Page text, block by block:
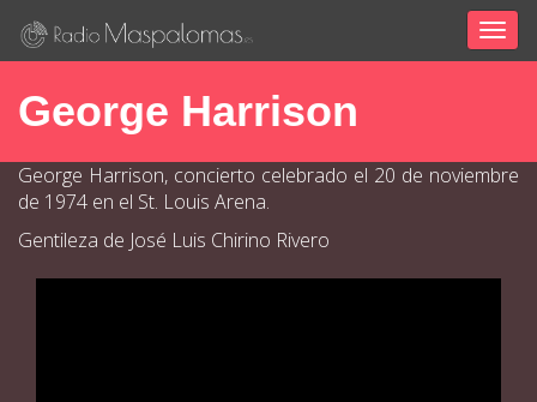
George Harrison
George Harrison, concierto celebrado el 20 de noviembre
de 1974 en el St. Louis Arena.
Gentileza de José Luis Chirino Rivero